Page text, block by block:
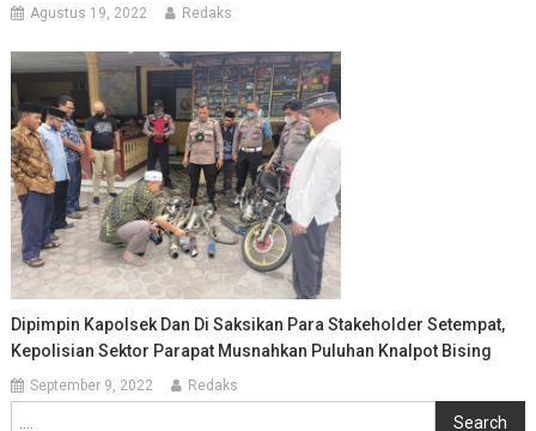
Agustus 19, 2022 Redaks
Dipimpin Kapolsek Dan Di Saksikan Para Stakeholder Setempat,
Kepolisian Sektor Parapat Musnahkan Puluhan Knalpot Bising
September 9, 2022 Redaks
Search